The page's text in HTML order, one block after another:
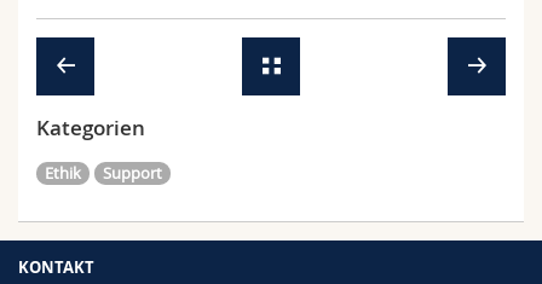
Kategorien
Ethik Support
KONTAKT